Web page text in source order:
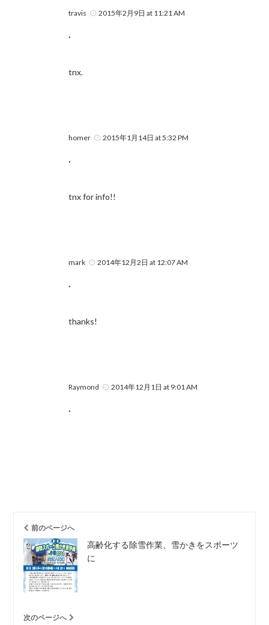
travis 2015年2月9日 at 11:21 AM
.
tnx.
homer 2015年1月14日 at 5:32 PM
.
tnx for info!!
mark 2014年12月2日 at 12:07 AM
.
thanks!
Raymond 2014年12月1日 at 9:01 AM
.
前のページへ
高齢化する除雪作業、雪かきをスポーツ
に
次のページへ